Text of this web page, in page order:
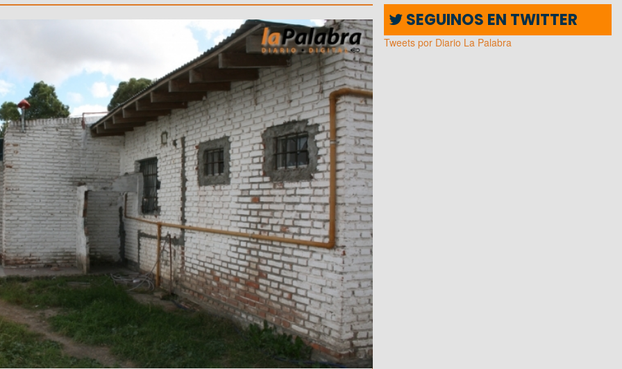
SEGUINOS EN TWITTER
Tweets por Diario La Palabra